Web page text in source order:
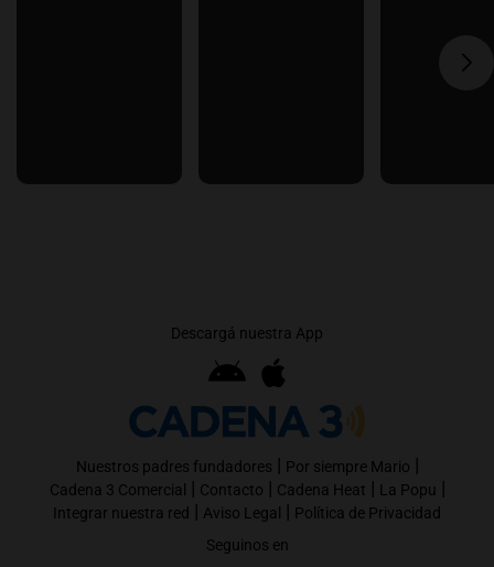
Descargá nuestra App
Nuestros padres fundadores | Por siempre Mario |
Cadena 3 Comercial | Contacto | Cadena Heat | La Popu |
Integrar nuestra red | Aviso Legal | Política de Privacidad
Seguinos en